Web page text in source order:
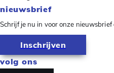
nieuwsbrief
Schrijf je nu in voor onze
Inschrijven
volg ons